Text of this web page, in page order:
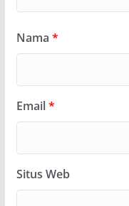
Nama *
Email*
Situs Web